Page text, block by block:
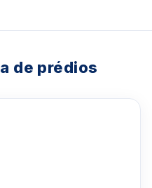
de prédios